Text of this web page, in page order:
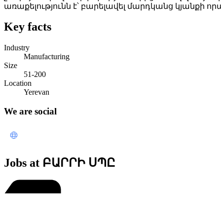
առաքելությունն է՝ բարելավել մարդկանց կյանքի
Key facts
Industry
Manufacturing
Size
51-200
Location
Yerevan
We are social
Jobs at ԲԱՐՐԻ ՍՊԸ